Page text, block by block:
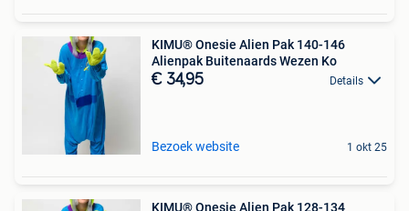
KIMU® Onesie Alien Pak 140-146
Alienpak Buitenaards Wezen Ko
€ 34,95 Details
Bezoek website 1 okt 25
KIMU® Onesie Alien Pak 128-134